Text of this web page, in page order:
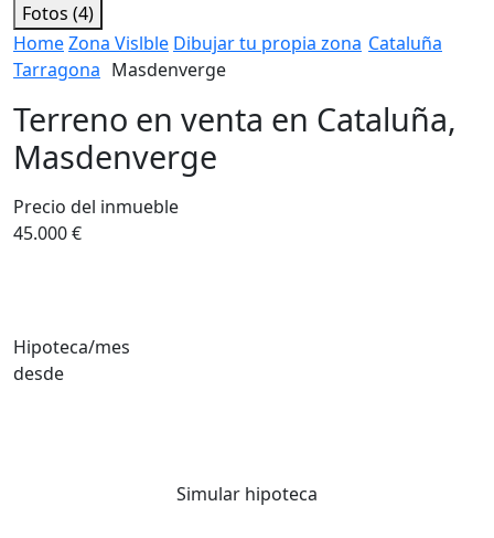
Fotos (4)
HomeZona Vislble Dibujar tu propia zona Cataluña
Tarragona Masdenverge
Terreno en venta en Cataluña,
Masdenverge
Precio del inmueble
45.000 €
Hipoteca/mes
desde
Simular hipoteca